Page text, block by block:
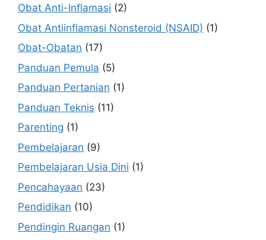
Obat Anti-Inflamasi (2)
Obat Antiinflamasi Nonsteroid (NSAID) (1)
Obat-Obatan (17)
Panduan Pemula (5)
Panduan Pertanian (1)
Panduan Teknis (11)
Parenting (1)
Pembelajaran (9)
Pembelajaran Usia Dini (1)
Pencahayaan (23)
Pendidikan (10)
Pendingin Ruangan (1)